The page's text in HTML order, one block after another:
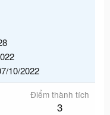
10/2022
Điểm thành tích
3